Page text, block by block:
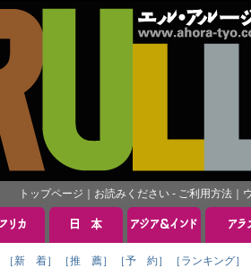
トップページ お読みください - ご利用方法
［新 着］ ［推 薦］ ［予 約］ ［ランキング］